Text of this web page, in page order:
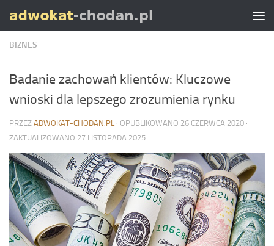
Skip to content
BIZNES
Badanie zachowań klientów: Kluczowe
wnioski dla lepszego zrozumienia rynku
PRZEZ ADWOKAT-CHODAN.PL · OPUBLIKOWANO 26 CZERWCA 2020 ·
ZAKTUALIZOWANO 27 LISTOPADA 2025